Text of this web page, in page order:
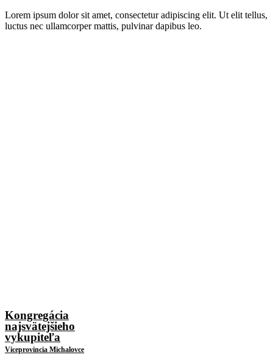
Lorem ipsum dolor sit amet, consectetur adipiscing elit. Ut elit tellus,
luctus nec ullamcorper mattis, pulvinar dapibus leo.
Kongregácia
najsvätejšieho
vykupiteľa
Viceprovincia Michalovce